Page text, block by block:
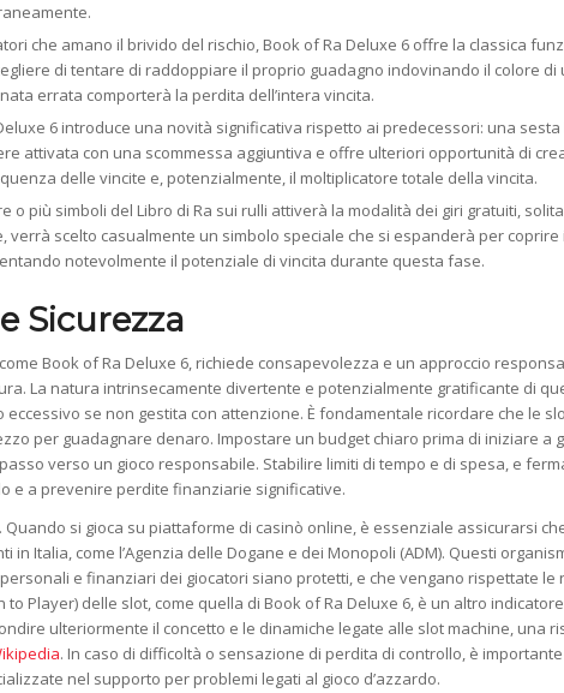
che amano il brivido del rischio, Book of Ra Deluxe 6 offre la classica
di tentare di raddoppiare il proprio guadagno indovinando il colore di
errata comporterà la perdita dell’intera vincita.
6 introduce una novità significativa rispetto ai predecessori: una
attivata con una scommessa aggiuntiva e offre ulteriori opportunità di
delle vincite e, potenzialmente, il moltiplicatore totale della vincita.
o più simboli del Libro di Ra sui rulli attiverà la modalità dei giri gratuiti,
verrà scelto casualmente un simbolo speciale che si espanderà per
notevolmente il potenziale di vincita durante questa fase.
Sicurezza
Book of Ra Deluxe 6, richiede consapevolezza e un approccio
La natura intrinsecamente divertente e potenzialmente gratificante di
se non gestita con attenzione. È fondamentale ricordare che le
per guadagnare denaro. Impostare un budget chiaro prima di iniziare a
verso un gioco responsabile. Stabilire limiti di tempo e di spesa, e
e a prevenire perdite finanziarie significative.
si gioca su piattaforme di casinò online, è essenziale assicurarsi
Italia, come l’Agenzia delle Dogane e dei Monopoli (ADM). Questi
e finanziari dei giocatori siano protetti, e che vengano rispettate le
to Player) delle slot, come quella di Book of Ra Deluxe 6, è un altro
ulteriormente il concetto e le dinamiche legate alle slot machine, una
. In caso di difficoltà o sensazione di perdita di controllo, è
nel supporto per problemi legati al gioco d’azzardo.